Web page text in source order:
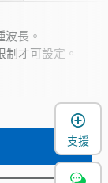
長。
才可設定。
支援